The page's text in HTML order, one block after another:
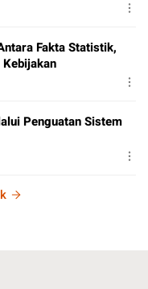
Fakta Statistik,
Penguatan Sistem